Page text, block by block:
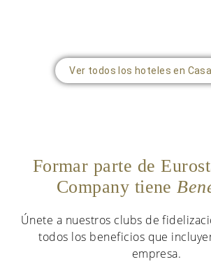
Ver todos los hoteles en
Formar parte de
Company tiene
Únete a nuestros clubs de
todos los beneficios que
empresa.